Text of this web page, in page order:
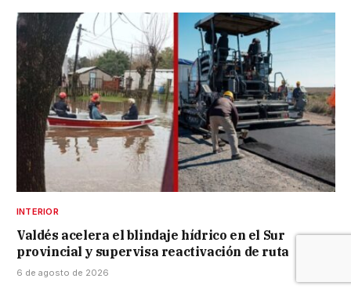
INTERIOR
Valdés acelera el blindaje hídrico en el Sur
provincial y supervisa reactivación de ruta
6 de agosto de 2026